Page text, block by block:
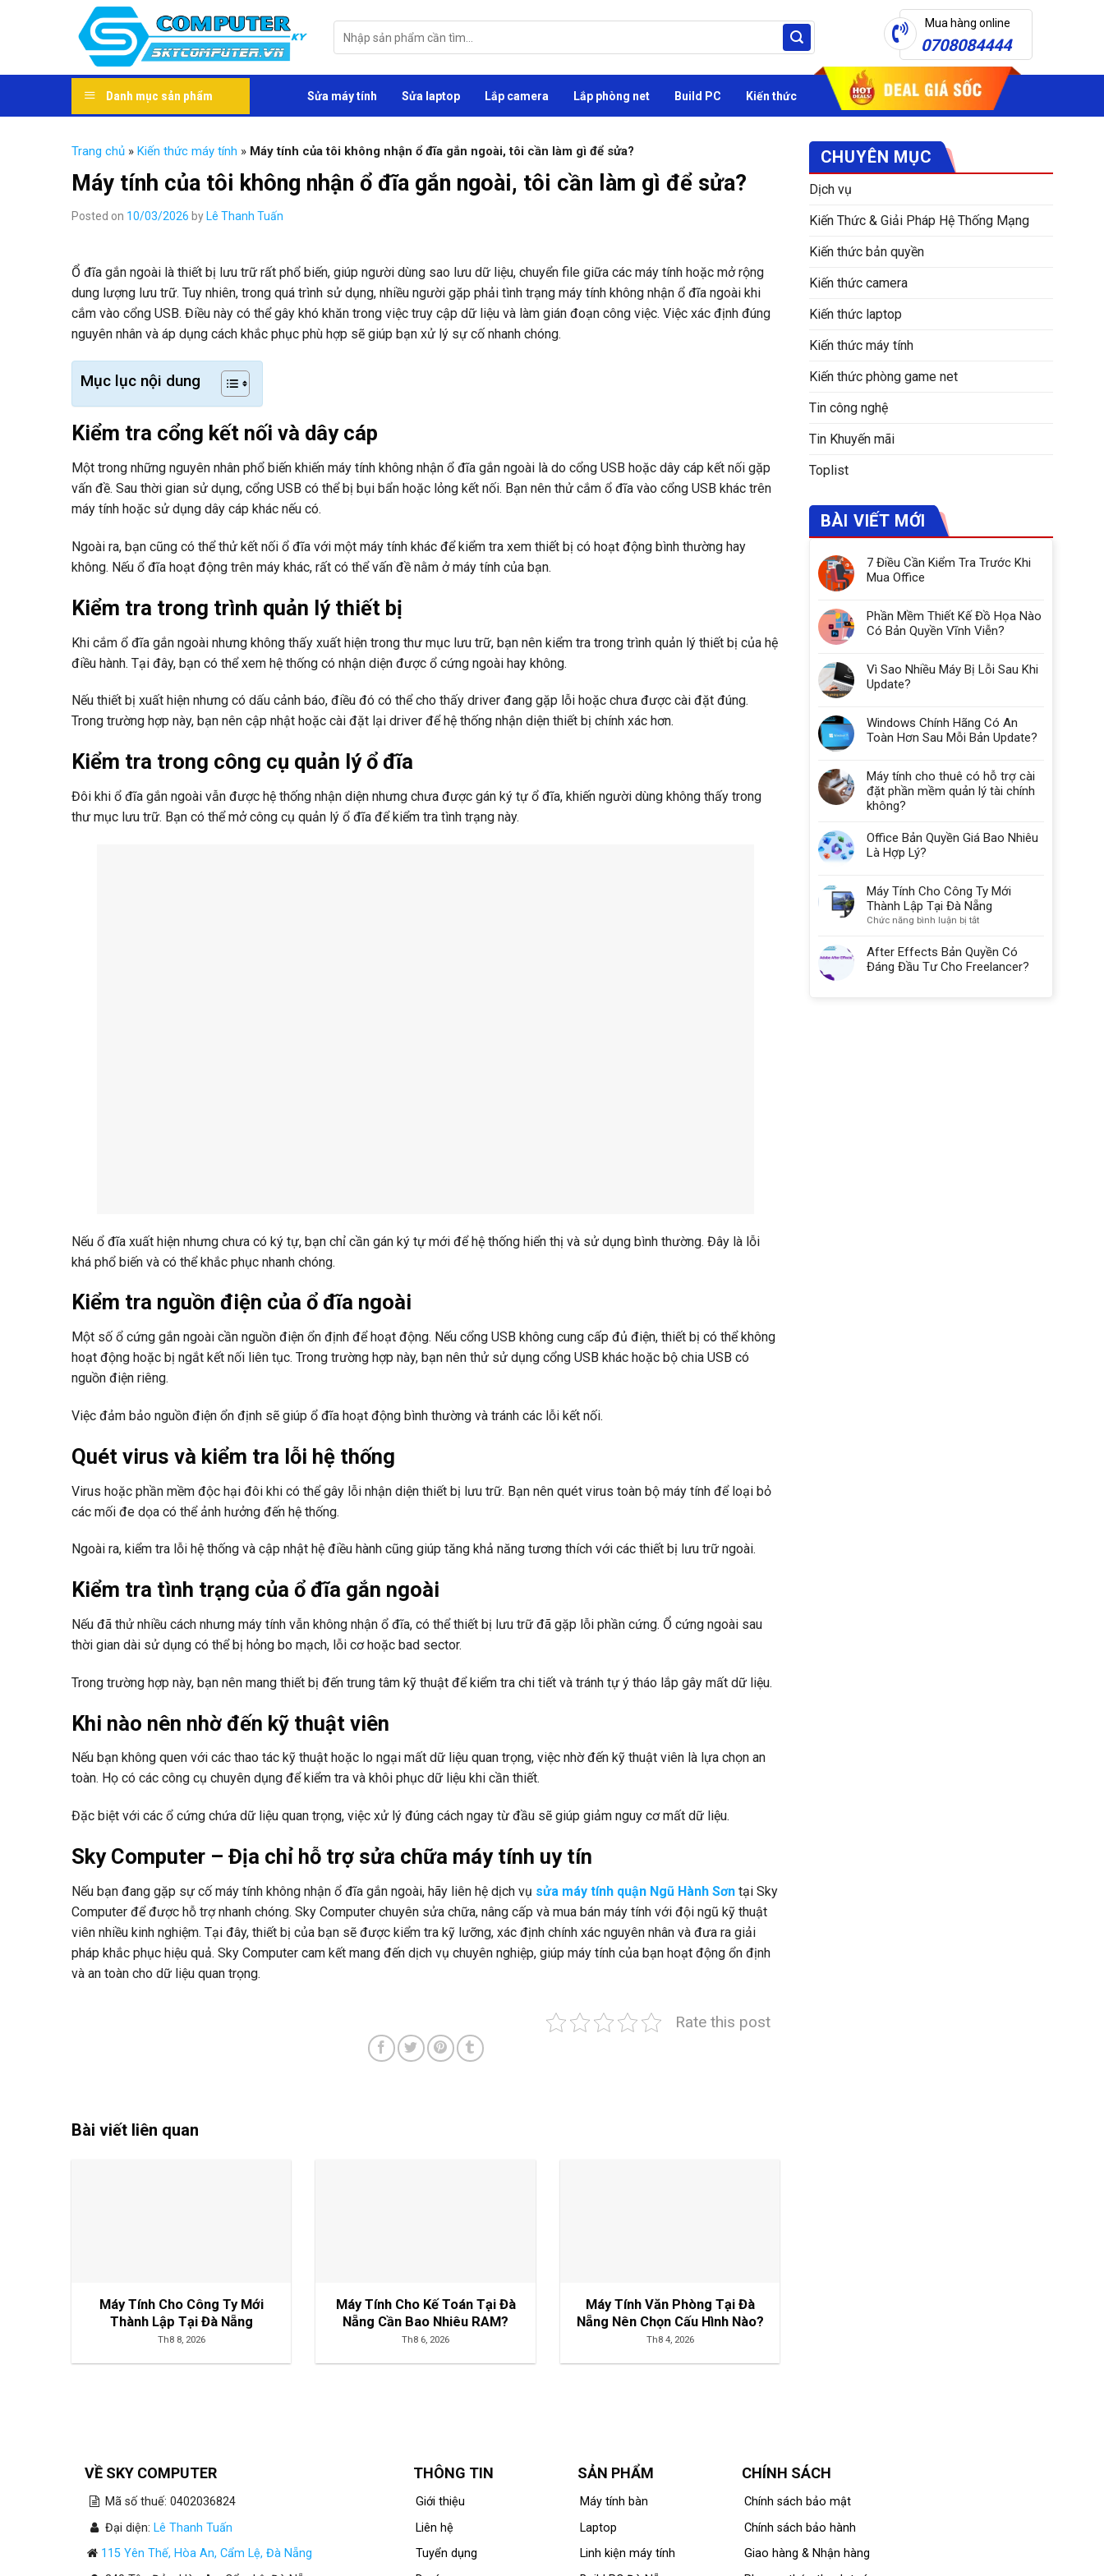
kiếm:
Mua hàng online
0708084444
Danh mục sản phẩm Sửa máy tính Sửa laptop Lắp camera Lắp phòng net Build PC Kiến thức
Trang chủ » Kiến thức máy tính » Máy tính của tôi không nhận ổ đĩa gắn ngoài, tôi cần làm gì để sửa?
Máy tính của tôi không nhận ổ đĩa gắn ngoài, tôi cần làm gì để sửa?
Posted on 10/03/2026 byLê Thanh Tuấn
Ổ đĩa gắn ngoài là thiết bị lưu trữ rất phổ biến, giúp người dùng sao lưu dữ liệu, chuyển file giữa các máy tính hoặc mở rộng
dung lượng lưu trữ. Tuy nhiên, trong quá trình sử dụng, nhiều người gặp phải tình trạng máy tính không nhận ổ đĩa ngoài khi
cắm vào cổng USB. Điều này có thể gây khó khăn trong việc truy cập dữ liệu và làm gián đoạn công việc. Việc xác định đúng
nguyên nhân và áp dụng cách khắc phục phù hợp sẽ giúp bạn xử lý sự cố nhanh chóng.
Mục lục nội dung
Kiểm tra cổng kết nối và dây cáp
Một trong những nguyên nhân phổ biến khiến máy tính không nhận ổ đĩa gắn ngoài là do cổng USB hoặc dây cáp kết nối gặp
vấn đề. Sau thời gian sử dụng, cổng USB có thể bị bụi bẩn hoặc lỏng kết nối. Bạn nên thử cắm ổ đĩa vào cổng USB khác trên
máy tính hoặc sử dụng dây cáp khác nếu có.
Ngoài ra, bạn cũng có thể thử kết nối ổ đĩa với một máy tính khác để kiểm tra xem thiết bị có hoạt động bình thường hay
không. Nếu ổ đĩa hoạt động trên máy khác, rất có thể vấn đề nằm ở máy tính của bạn.
Kiểm tra trong trình quản lý thiết bị
Khi cắm ổ đĩa gắn ngoài nhưng không thấy xuất hiện trong thư mục lưu trữ, bạn nên kiểm tra trong trình quản lý thiết bị của hệ
điều hành. Tại đây, bạn có thể xem hệ thống có nhận diện được ổ cứng ngoài hay không.
Nếu thiết bị xuất hiện nhưng có dấu cảnh báo, điều đó có thể cho thấy driver đang gặp lỗi hoặc chưa được cài đặt đúng.
Trong trường hợp này, bạn nên cập nhật hoặc cài đặt lại driver để hệ thống nhận diện thiết bị chính xác hơn.
Kiểm tra trong công cụ quản lý ổ đĩa
Đôi khi ổ đĩa gắn ngoài vẫn được hệ thống nhận diện nhưng chưa được gán ký tự ổ đĩa, khiến người dùng không thấy trong
thư mục lưu trữ. Bạn có thể mở công cụ quản lý ổ đĩa để kiểm tra tình trạng này.
Nếu ổ đĩa xuất hiện nhưng chưa có ký tự, bạn chỉ cần gán ký tự mới để hệ thống hiển thị và sử dụng bình thường. Đây là lỗi
khá phổ biến và có thể khắc phục nhanh chóng.
Kiểm tra nguồn điện của ổ đĩa ngoài
Một số ổ cứng gắn ngoài cần nguồn điện ổn định để hoạt động. Nếu cổng USB không cung cấp đủ điện, thiết bị có thể không
hoạt động hoặc bị ngắt kết nối liên tục. Trong trường hợp này, bạn nên thử sử dụng cổng USB khác hoặc bộ chia USB có
nguồn điện riêng.
Việc đảm bảo nguồn điện ổn định sẽ giúp ổ đĩa hoạt động bình thường và tránh các lỗi kết nối.
Quét virus và kiểm tra lỗi hệ thống
Virus hoặc phần mềm độc hại đôi khi có thể gây lỗi nhận diện thiết bị lưu trữ. Bạn nên quét virus toàn bộ máy tính để loại bỏ
các mối đe dọa có thể ảnh hưởng đến hệ thống.
Ngoài ra, kiểm tra lỗi hệ thống và cập nhật hệ điều hành cũng giúp tăng khả năng tương thích với các thiết bị lưu trữ ngoài.
Kiểm tra tình trạng của ổ đĩa gắn ngoài
Nếu đã thử nhiều cách nhưng máy tính vẫn không nhận ổ đĩa, có thể thiết bị lưu trữ đã gặp lỗi phần cứng. Ổ cứng ngoài sau
thời gian dài sử dụng có thể bị hỏng bo mạch, lỗi cơ hoặc bad sector.
Trong trường hợp này, bạn nên mang thiết bị đến trung tâm kỹ thuật để kiểm tra chi tiết và tránh tự ý tháo lắp gây mất dữ liệu.
Khi nào nên nhờ đến kỹ thuật viên
Nếu bạn không quen với các thao tác kỹ thuật hoặc lo ngại mất dữ liệu quan trọng, việc nhờ đến kỹ thuật viên là lựa chọn an
toàn. Họ có các công cụ chuyên dụng để kiểm tra và khôi phục dữ liệu khi cần thiết.
Đặc biệt với các ổ cứng chứa dữ liệu quan trọng, việc xử lý đúng cách ngay từ đầu sẽ giúp giảm nguy cơ mất dữ liệu.
Sky Computer – Địa chỉ hỗ trợ sửa chữa máy tính uy tín
Nếu bạn đang gặp sự cố máy tính không nhận ổ đĩa gắn ngoài, hãy liên hệ dịch vụ sửa máy tính quận Ngũ Hành Sơn tại Sky
Computer để được hỗ trợ nhanh chóng. Sky Computer chuyên sửa chữa, nâng cấp và mua bán máy tính với đội ngũ kỹ thuật
viên nhiều kinh nghiệm. Tại đây, thiết bị của bạn sẽ được kiểm tra kỹ lưỡng, xác định chính xác nguyên nhân và đưa ra giải
pháp khắc phục hiệu quả. Sky Computer cam kết mang đến dịch vụ chuyên nghiệp, giúp máy tính của bạn hoạt động ổn định
và an toàn cho dữ liệu quan trọng.
Rate this post
Bài viết liên quan
Máy Tính Cho Công Ty Mới
Thành Lập Tại Đà Nẵng
Th8 8, 2026
Máy Tính Cho Kế Toán Tại Đà
Nẵng Cần Bao Nhiêu RAM?
Th8 6, 2026
Máy Tính Văn Phòng Tại Đà
Nẵng Nên Chọn Cấu Hình Nào?
Th8 4, 2026
CHUYÊN MỤC
Dịch vụ
Kiến Thức & Giải Pháp Hệ Thống Mạng
Kiến thức bản quyền
Kiến thức camera
Kiến thức laptop
Kiến thức máy tính
Kiến thức phòng game net
Tin công nghệ
Tin Khuyến mãi
Toplist
BÀI VIẾT MỚI
7 Điều Cần Kiểm Tra Trước Khi
Mua Office
Phần Mềm Thiết Kế Đồ Họa Nào
Có Bản Quyền Vĩnh Viễn?
Vì Sao Nhiều Máy Bị Lỗi Sau Khi
Update?
Windows Chính Hãng Có An
Toàn Hơn Sau Mỗi Bản Update?
Máy tính cho thuê có hỗ trợ cài
đặt phần mềm quản lý tài chính
không?
Office Bản Quyền Giá Bao Nhiêu
Là Hợp Lý?
Máy Tính Cho Công Ty Mới
Thành Lập Tại Đà Nẵng
Chức năng bình luận bị tắtở
Tính
Cho
After Effects Bản Quyền Có
Đáng Đầu Tư Cho Freelancer?
VỀ SKY COMPUTER
Mã số thuế: 0402036824
Đại diện: Lê Thanh Tuấn
115 Yên Thế, Hòa An, Cẩm Lệ, Đà Nẵng
THÔNG TIN
Giới thiệu
Liên hệ
Tuyển dụng
SẢN PHẨM
Máy tính bàn
Laptop
Linh kiện máy tính
CHÍNH SÁCH
Chính sách bảo mật
Chính sách bảo hành
Giao hàng & Nhận hàng